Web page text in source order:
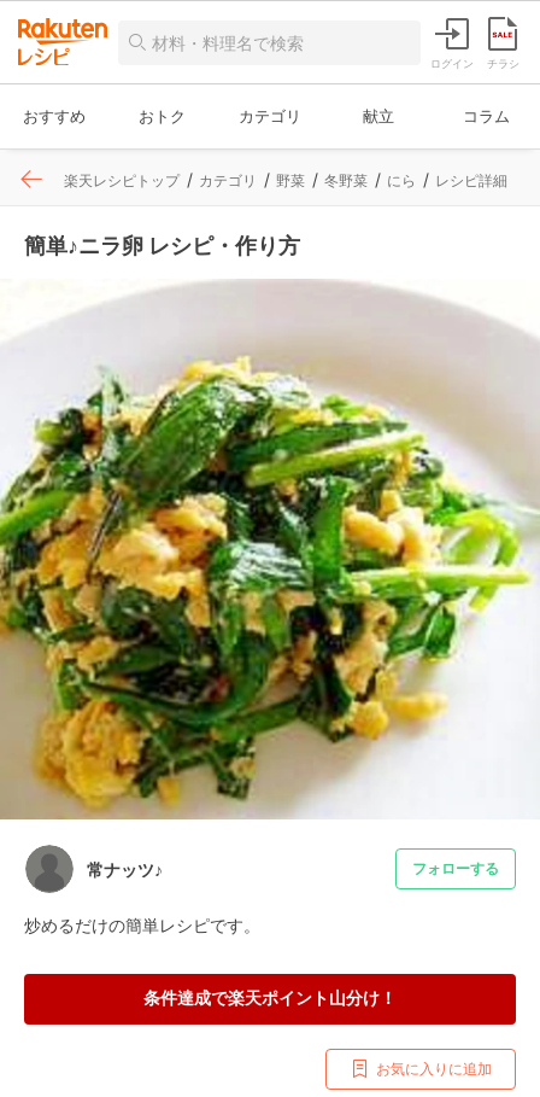
ログイン チラシ
おすすめ おトク カテゴリ 献立 コラム
楽天レシピトップ カテゴリ 野菜 冬野菜 にら レシピ詳細
簡単♪ニラ卵 レシピ・作り方
常ナッツ♪ フォローする
炒めるだけの簡単レシピです。
条件達成で楽天ポイント山分け！
お気に入りに追加